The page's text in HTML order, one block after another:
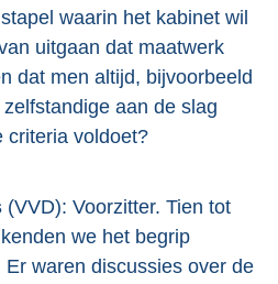
waarin het kabinet wil
uitgaan dat maatwerk
dat men altijd, bijvoorbeeld
aan de slag
criteria voldoet?
(VVD): Voorzitter. Tien tot
we het begrip
waren discussies over de